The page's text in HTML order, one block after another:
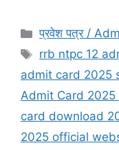
प्रवेश पत्र /
rrb ntpc 12
admit card 2025
Admit Card 2025
card download
2025 official